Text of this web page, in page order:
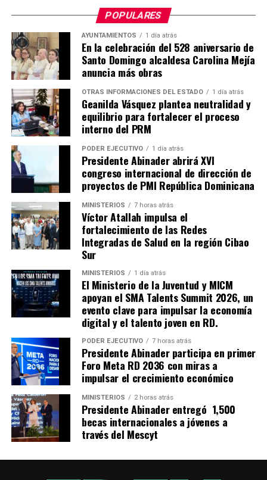
POPULARES
AYUNTAMIENTOS 1 día atrás
En la celebración del 528 aniversario de
Santo Domingo alcaldesa Carolina Mejía
anuncia más obras
OTRAS INFORMACIONES DEL ESTADO 1 día atrás
Geanilda Vásquez plantea neutralidad y
equilibrio para fortalecer el proceso
interno del PRM
PODER EJECUTIVO 1 día atrás
Presidente Abinader abrirá XVI
congreso internacional de dirección de
proyectos de PMI República Dominicana
MINISTERIOS 7 horas atrás
Víctor Atallah impulsa el
fortalecimiento de las Redes
Integradas de Salud en la región Cibao
Sur
MINISTERIOS 1 día atrás
El Ministerio de la Juventud y MICM
apoyan el SMA Talents Summit 2026, un
evento clave para impulsar la economía
digital y el talento joven en RD.
PODER EJECUTIVO 7 horas atrás
Presidente Abinader participa en primer
Foro Meta RD 2036 con miras a
impulsar el crecimiento económico
MINISTERIOS 2 horas atrás
Presidente Abinader entregó 1,500
becas internacionales a jóvenes a
través del Mescyt